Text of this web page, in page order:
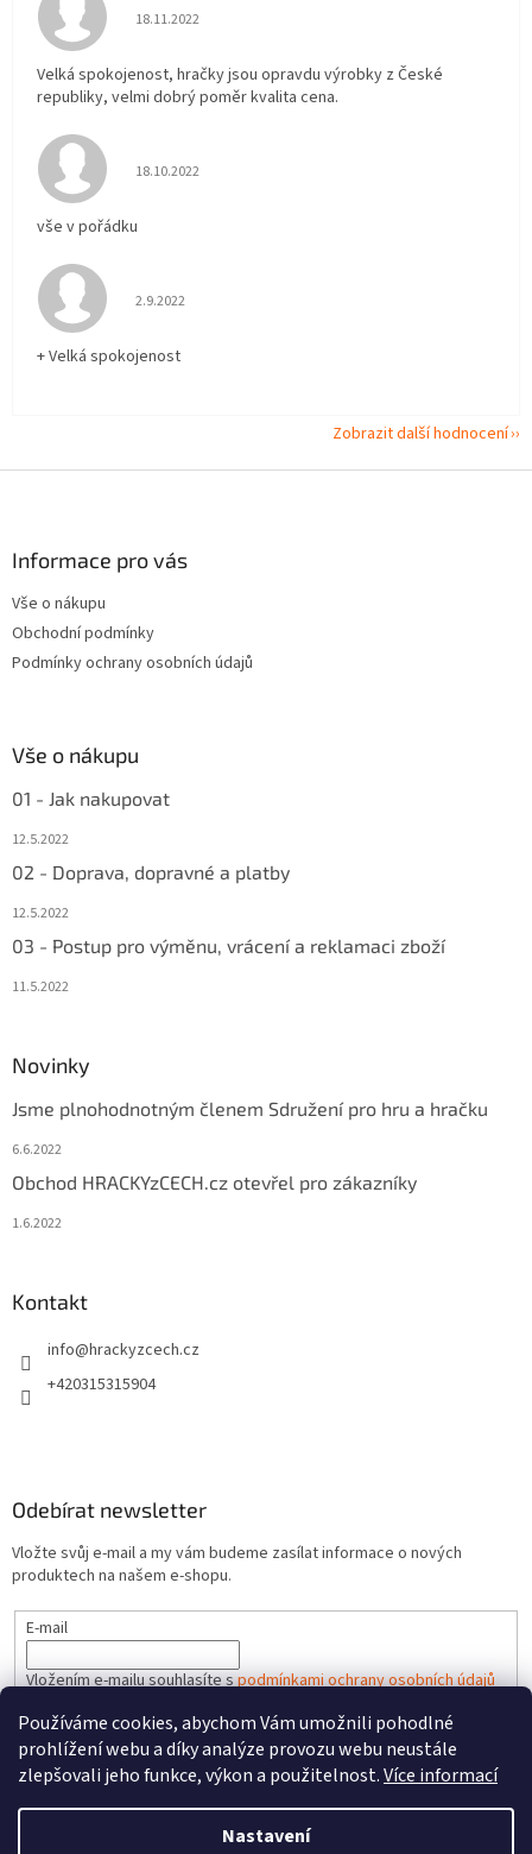
Používáme cookies, abychom Vám umožnili pohodlné
prohlížení webu a díky analýze provozu webu neustále
zlepšovali jeho funkce, výkon a použitelnost.Více informací
Nastavení
Hodnocení obchodu je 5 z 5 hvězdiček.
18.11.2022
Velká spokojenost, hračky jsou opravdu výrobky z České
republiky, velmi dobrý poměr kvalita cena.
Hodnocení obchodu je 5 z 5 hvězdiček.
18.10.2022
vše v pořádku
Hodnocení obchodu je 5 z 5 hvězdiček.
2.9.2022
+ Velká spokojenost
Zobrazit další hodnocení
Informace pro vás
Vše o nákupu
Obchodní podmínky
Podmínky ochrany osobních údajů
Vše o nákupu
01 - Jak nakupovat
12.5.2022
02 - Doprava, dopravné a platby
12.5.2022
03 - Postup pro výměnu, vrácení a reklamaci zboží
11.5.2022
Novinky
Jsme plnohodnotným členem Sdružení pro hru a hračku
6.6.2022
Obchod HRACKYzCECH.cz otevřel pro zákazníky
1.6.2022
Kontakt
info@hrackyzcech.cz
+420315315904
Odebírat newsletter
Vložte svůj e-mail a my vám budeme zasílat informace o nových
produktech na našem e-shopu.
E-mail
Vložením e-mailu souhlasíte spodmínkami ochrany osobních údajů
PŘIHLÁSIT SE
Vytvořil Shoptet